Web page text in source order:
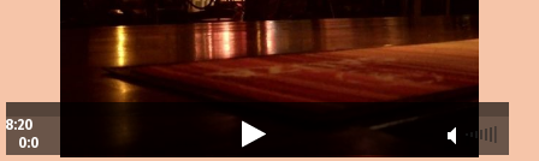
0:0
8:20